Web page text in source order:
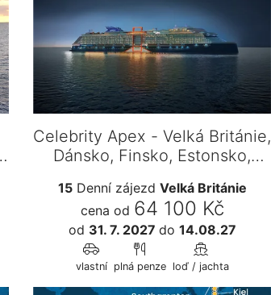
Celebrity Apex - Velká Británie,
Dánsko, Finsko, Estonsko,
15Denní zájezd Velká Británie
cena od 64 100 Kč
od 31. 7. 2027 do 14.08.27
vlastní plná penze loď / jachta